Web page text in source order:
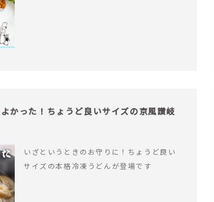
かった！ちょうど良いサイズの京風讃岐
いざというときのお守りに！ちょうど良い
サイズの本格冷凍うどんが登場です